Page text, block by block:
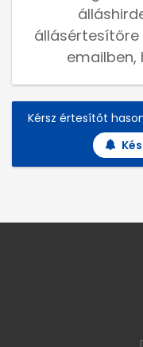
állásértesítőre
emailben,
Kérsz értesítőt